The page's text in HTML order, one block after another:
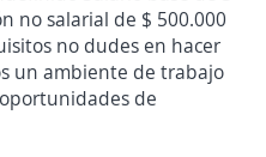
no salarial de $ 500.000
no dudes en hacer
un ambiente de trabajo
de